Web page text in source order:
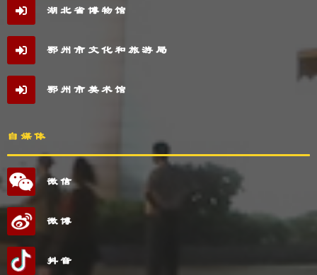
湖北省博物馆
鄂州市文化和旅游局
鄂州市美术馆
自媒体
微信
微博
抖音